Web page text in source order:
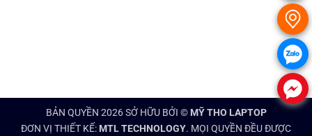
BẢN QUYỀN 2026 SỞ HỮU BỞI © MỸ THO LAPTOP
ĐƠN VỊ THIẾT KẾ: MTL TECHNOLOGY. MỌI QUYỀN ĐỀU ĐƯỢC
.
.
.